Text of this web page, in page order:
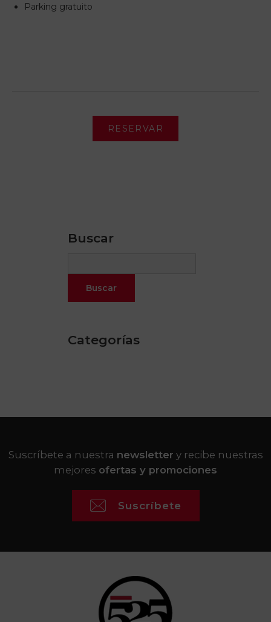
Parking gratuito
RESERVAR
Buscar
Categorías
Suscríbete a nuestra newsletter y recibe nuestras
mejores ofertas y promociones
Suscríbete